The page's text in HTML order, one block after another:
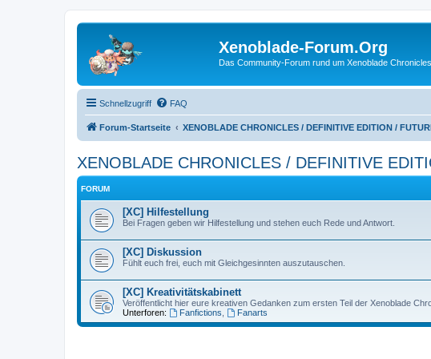
Xenoblade-Forum.Org
Das Community-Forum rund um Xenoblade
Schnellzugriff FAQ
Forum-Startseite XENOBLADE CHRONICLES / DEFINITIVE EDITION /
XENOBLADE CHRONICLES / DEFINITIVE
FORUM
[XC] Hilfestellung
Bei Fragen geben wir Hilfestellung und stehen euch Rede und Antwort.
[XC] Diskussion
Fühlt euch frei, euch mit Gleichgesinnten auszutauschen.
[XC] Kreativitätskabinett
Veröffentlicht hier eure kreativen Gedanken zum ersten Teil der Xenoblade
Unterforen:
Fanfictions Fanarts